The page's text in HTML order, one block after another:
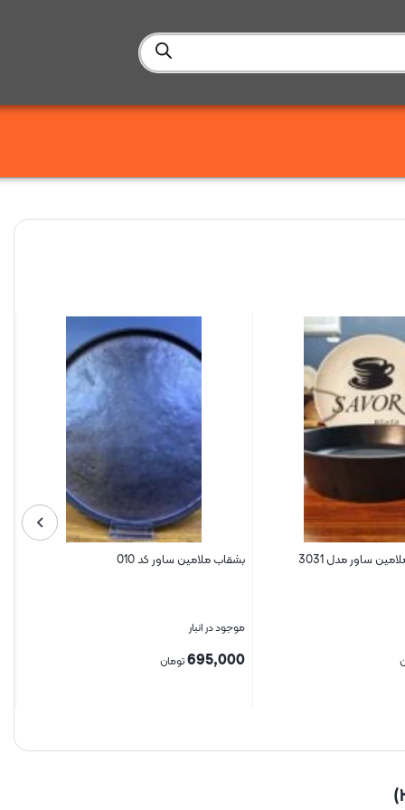
ساور مدل 3031 بشقاب ملامین ساور کد 010
موجود در انبار
695,000تومان